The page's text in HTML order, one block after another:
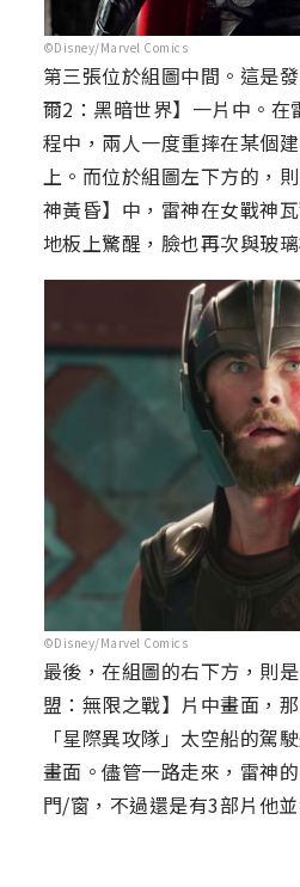
©Disney/Marvel Comics
第三張位於組圖中間。這是
爾2：黑暗世界】一片中。在
程中，兩人一度重摔在某個
上。而位於組圖左下方的，
神黃昏】中，雷神在女戰神
地板上驚醒，臉也再次與玻璃
©Disney/Marvel Comics
最後，在組圖的右下方，則
盟：無限之戰】片中畫面，
「星際異攻隊」太空船的駕
畫面。儘管一路走來，雷神
門/窗，不過還是有3部片他